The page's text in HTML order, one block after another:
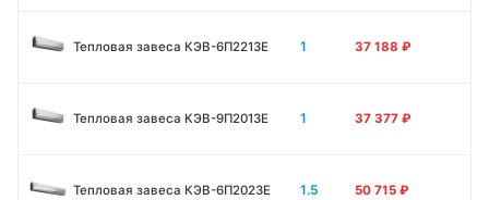
Тепловая завеса КЭВ-6П2213Е 1 37 188 ₽
Тепловая завеса КЭВ-9П2013E 1 37 377 ₽
Тепловая завеса КЭВ-6П2023E 1.5 50 715 ₽